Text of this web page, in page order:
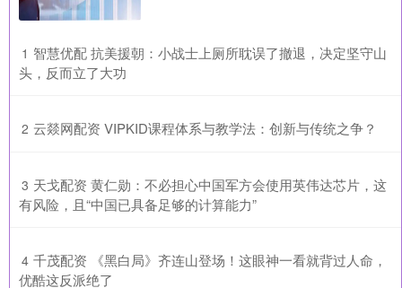
1 ​智慧优配 抗美援朝：小战士上厕所耽误了撤退，决定坚守山
头，反而立了大功
2 ​云燚网配资 VIPKID课程体系与教学法：创新与传统之争？
3 ​天戈配资 黄仁勋：不必担心中国军方会使用英伟达芯片，这
有风险，且“中国已具备足够的计算能力”
4 ​千茂配资 《黑白局》齐连山登场！这眼神一看就背过人命，
优酷这反派绝了